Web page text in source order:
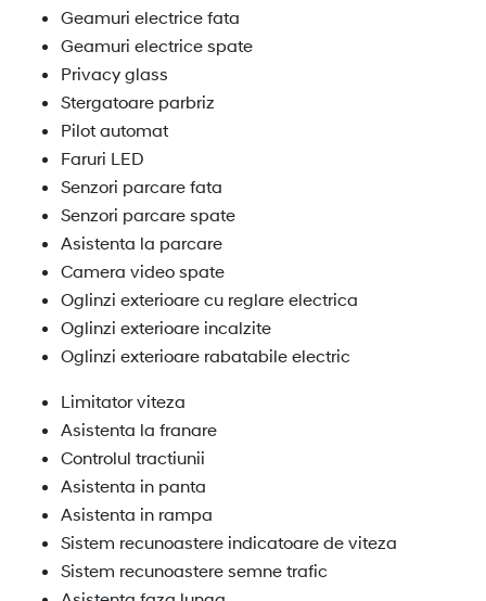
Geamuri electrice fata
Geamuri electrice spate
Privacy glass
Stergatoare parbriz
Pilot automat
Faruri LED
Senzori parcare fata
Senzori parcare spate
Asistenta la parcare
Camera video spate
Oglinzi exterioare cu reglare electrica
Oglinzi exterioare incalzite
Oglinzi exterioare rabatabile electric
Limitator viteza
Asistenta la franare
Controlul tractiunii
Asistenta in panta
Asistenta in rampa
Sistem recunoastere indicatoare de viteza
Sistem recunoastere semne trafic